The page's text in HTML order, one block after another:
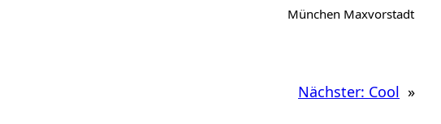
München Maxvorstadt
Nächster: Cool »